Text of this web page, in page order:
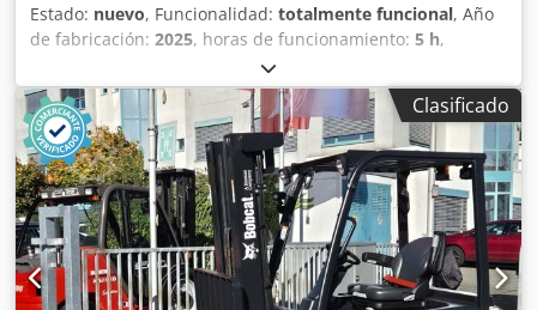
Estado: nuevo, Funcionalidad: totalmente funcional, Año
de fabricación: 2025, horas de funcionamiento: 5 h,
1,600 kg, altura de elevación:
mm, ascensor libre:1,520 mm, tipo de combustible:
eléctrico
, tipo de mástil:triple, altura de construcción:
2,108 mm, longitud de la horquilla: 1,150 mm
, peso en
vacío:1,340 kg, longitud total:1,964 mm, tipo de
accionamiento:Elektro , ancho de construcción: 820 mm,
Transpaleta Centro de carga: 600 Ancho de la horquilla:
560 mm Tipo de mástil: Triplex Dksdpfowi Acgox Aihjr
Condición: Nuevo Estado técnico: Nuevo Tipo de
neumáticos delanteros: poliuretano Estado de los
Clasificado